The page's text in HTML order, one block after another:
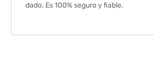
dado. Es 100% seguro y fiable.